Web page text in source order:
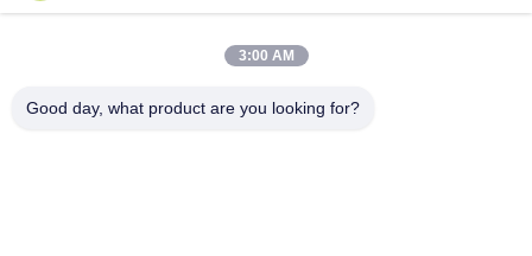
3:00 AM
Good day, what product are you looking for?